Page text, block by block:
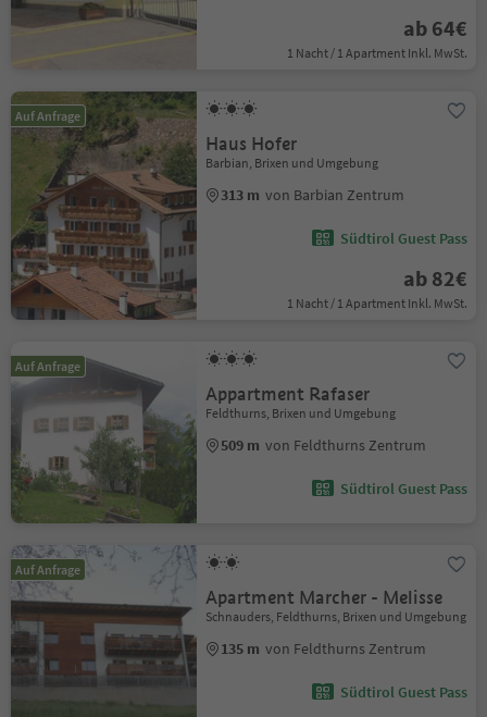
ab 64€
1 Nacht / 1 Apartment Inkl. MwSt.
Auf Anfrage
Haus Hofer
Barbian, Brixen und Umgebung
313 m von Barbian Zentrum
Südtirol Guest Pass
ab 82€
1 Nacht / 1 Apartment Inkl. MwSt.
Auf Anfrage
Appartment Rafaser
Feldthurns, Brixen und Umgebung
509 m von Feldthurns Zentrum
Südtirol Guest Pass
Auf Anfrage
Apartment Marcher - Melisse
Schnauders, Feldthurns, Brixen und Umgebung
135 m von Feldthurns Zentrum
Südtirol Guest Pass